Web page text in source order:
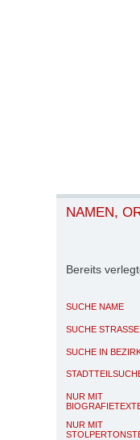
NAMEN,
Bereits
SUCHE NAME
SUCHE STRASSE
SUCHE IN
NUR MIT
NUR MIT